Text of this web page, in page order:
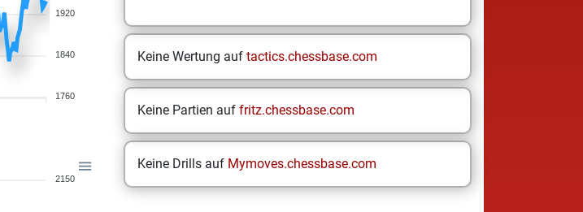
1920
1840
1760
2150
Keine Wertung auf tactics.chessbase.com
Keine Partien auf fritz.chessbase.com
Keine Drills auf Mymoves.chessbase.com